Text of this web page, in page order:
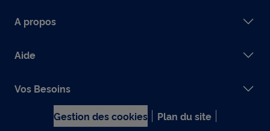
A propos
Aide
Vos Besoins
Gestion des cookies
Plan du site